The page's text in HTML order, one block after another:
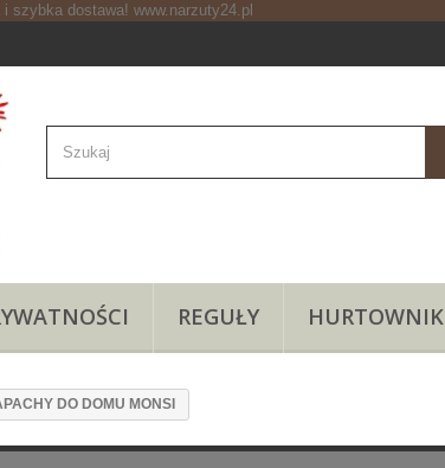
REGUŁY HURTOWNIK
DO DOMU MONSI